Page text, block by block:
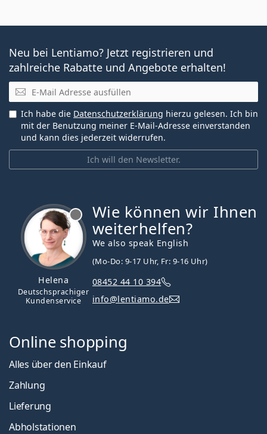
Neu bei Lentiamo? Jetzt registrieren und
zahlreiche Rabatte und Angebote erhalten!
E-Mail
Ich will den Newsletter.
Ich habe die Datenschutzerklärung hierzu gelesen. Ich bin
mit der Benutzung meiner E-Mail-Adresse einverstanden
und kann dies jederzeit widerrufen.
Helena
Deutschsprachiger
Kundenservice
Wie können wir Ihnen
weiterhelfen?
We also speak English
(Mo-Do: 9-17 Uhr, Fr: 9-16 Uhr)
08452 44 10 394
info@lentiamo.de
Online shopping
Alles über den Einkauf
Zahlung
Lieferung
Abholstationen